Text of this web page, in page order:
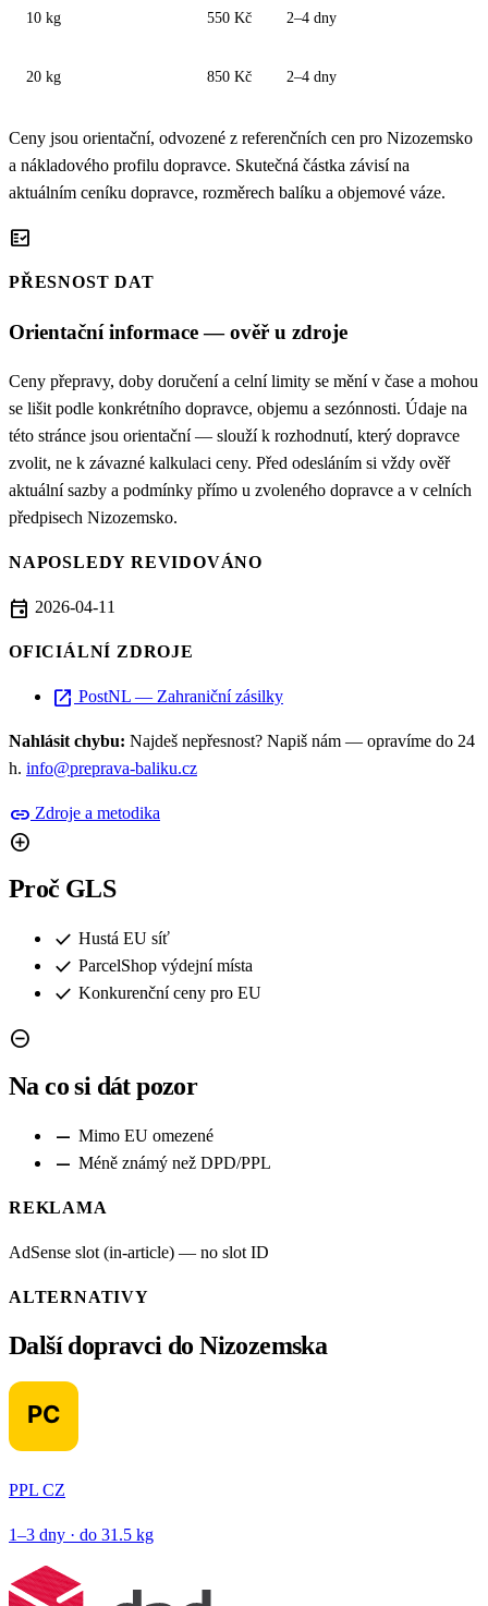
10 kg 550 Kč 2–4 dny
20 kg 850 Kč 2–4 dny
Ceny jsou orientační, odvozené z referenčních cen pro Nizozemsko
a nákladového profilu dopravce. Skutečná částka závisí na
aktuálním ceníku dopravce, rozměrech balíku a objemové váze.
fact_check
PŘESNOST DAT
Orientační informace — ověř u zdroje
Ceny přepravy, doby doručení a celní limity se mění v čase a mohou
se lišit podle konkrétního dopravce, objemu a sezónnosti. Údaje na
této stránce jsou orientační — slouží k rozhodnutí, který dopravce
zvolit, ne k závazné kalkulaci ceny. Před odesláním si vždy ověř
aktuální sazby a podmínky přímo u zvoleného dopravce a v celních
předpisech Nizozemsko.
NAPOSLEDY REVIDOVÁNO
event 2026-04-11
OFICIÁLNÍ ZDROJE
open_in_new PostNL — Zahraniční zásilky
Nahlásit chybu: Najdeš nepřesnost? Napiš nám — opravíme do 24
h. info@preprava-baliku.cz
link Zdroje a metodika
add_circle
Proč GLS
check Hustá EU síť
check ParcelShop výdejní místa
check Konkurenční ceny pro EU
remove_circle
Na co si dát pozor
remove Mimo EU omezené
remove Méně známý než DPD/PPL
REKLAMA
AdSense slot (in-article) — no slot ID
ALTERNATIVY
Další dopravci do Nizozemska
PPL CZ
1–3 dny · do 31.5 kg